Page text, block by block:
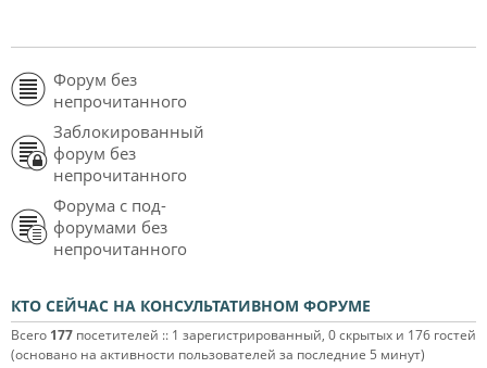
Форум без
непрочитанного
Заблокированный
форум без
непрочитанного
Форума с под-
форумами без
непрочитанного
КТО СЕЙЧАС НА КОНСУЛЬТАТИВНОМ ФОРУМЕ
Всего 177 посетителей :: 1 зарегистрированный, 0 скрытых и 176 гостей
(основано на активности пользователей за последние 5 минут)